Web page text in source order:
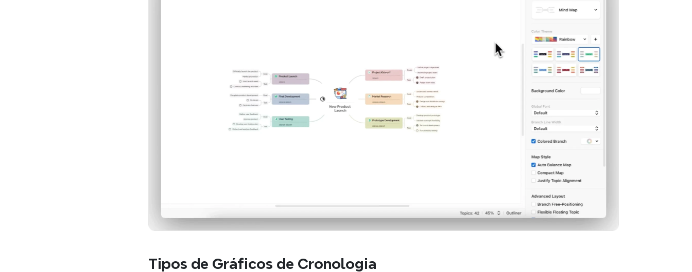
Tipos de Gráficos de Cronologia